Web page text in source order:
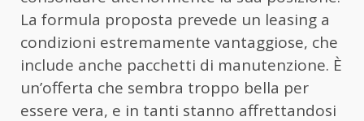
La formula proposta prevede un leasing a
condizioni estremamente vantaggiose, che
include anche pacchetti di manutenzione. È
un’offerta che sembra troppo bella per
essere vera, e in tanti stanno affrettandosi